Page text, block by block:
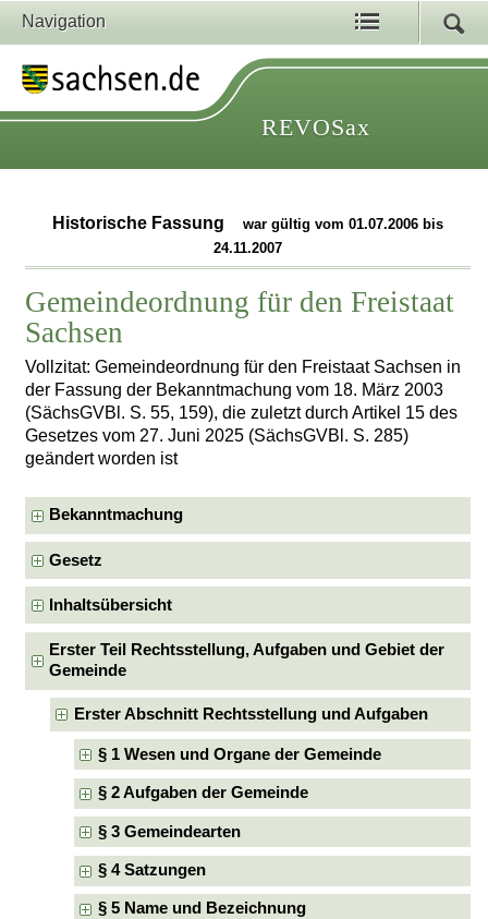
Navigation
REVOSax
Historische Fassung
war gültig vom 01.07.2006 bis
24.11.2007
Gemeindeordnung für den Freistaat
Sachsen
Vollzitat: Gemeindeordnung für den Freistaat Sachsen in
der Fassung der Bekanntmachung vom 18. März 2003
(SächsGVBl. S. 55, 159), die zuletzt durch Artikel 15 des
Gesetzes vom 27. Juni 2025 (SächsGVBl. S. 285)
geändert worden ist
Bekanntmachung
Gesetz
Inhaltsübersicht
Erster Teil Rechtsstellung, Aufgaben und Gebiet der
Gemeinde
Erster Abschnitt Rechtsstellung und Aufgaben
§ 1 Wesen und Organe der Gemeinde
§ 2 Aufgaben der Gemeinde
§ 3 Gemeindearten
§ 4 Satzungen
§ 5 Name und Bezeichnung